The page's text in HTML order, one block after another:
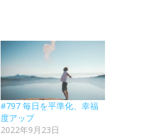
#797 毎日を平準化、幸福
度アップ
2022年9月23日